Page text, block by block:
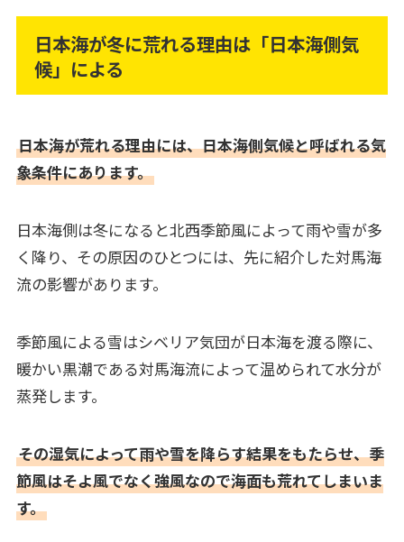
日本海が冬に荒れる理由は「日本海側気
候」による
日本海が荒れる理由には、日本海側気候と呼ばれる気
象条件にあります。
日本海側は冬になると北西季節風によって雨や雪が多
く降り、その原因のひとつには、先に紹介した対馬海
流の影響があります。
季節風による雪はシベリア気団が日本海を渡る際に、
暖かい黒潮である対馬海流によって温められて水分が
蒸発します。
その湿気によって雨や雪を降らす結果をもたらせ、季
節風はそよ風でなく強風なので海面も荒れてしまいま
す。